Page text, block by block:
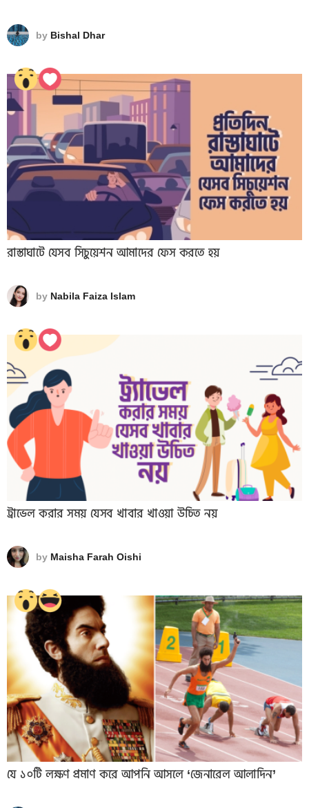
by Bishal Dhar
রাস্তাঘাটে যেসব সিচুয়েশন আমাদের ফেস করতে হয়
by Nabila Faiza Islam
ট্রাভেল করার সময় যেসব খাবার খাওয়া উচিত নয়
by Maisha Farah Oishi
যে ১০টি লক্ষণ প্রমাণ করে আপনি আসলে ‘জেনারেল আলাদিন’